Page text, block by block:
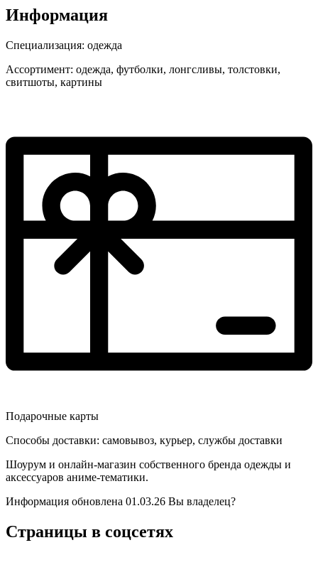
Информация
Специализация: одежда
Ассортимент: одежда, футболки, лонгсливы, толстовки,
свитшоты, картины
Подарочные карты
Способы доставки: самовывоз, курьер, службы доставки
Шоурум и онлайн-магазин собственного бренда одежды и
аксессуаров аниме-тематики.
Информация обновлена 01.03.26 Вы владелец?
Страницы в соцсетях